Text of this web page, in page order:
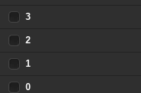
3
2
1
0